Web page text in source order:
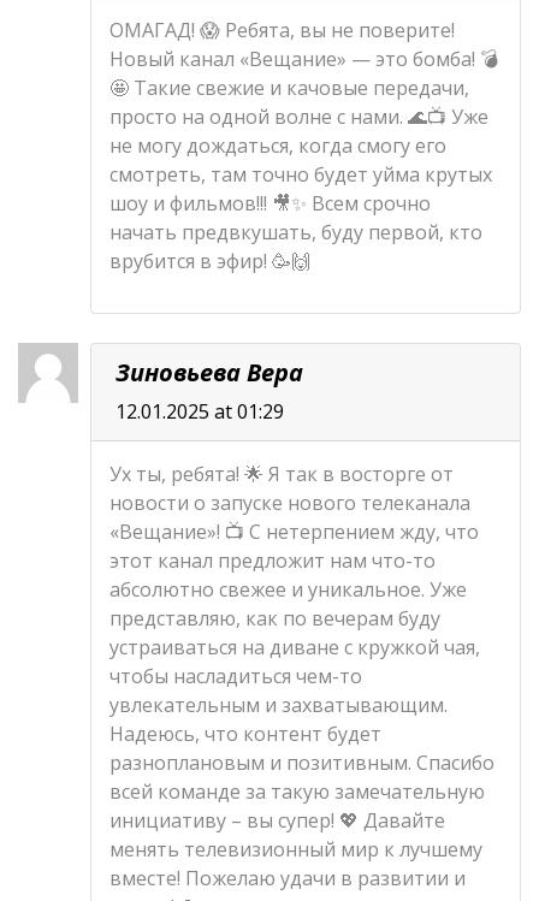
ОМАГАД! 😱 Ребята, вы не поверите!
Новый канал «Вещание» — это бомба! 💣
🤩 Такие свежие и качовые передачи,
просто на одной волне с нами. 🌊📺 Уже
не могу дождаться, когда смогу его
смотреть, там точно будет уйма крутых
шоу и фильмов!!! 🎥✨ Всем срочно
начать предвкушать, буду первой, кто
врубится в эфир! 🥳🙌
Зиновьева Вера
12.01.2025 at 01:29
Ух ты, ребята! 🌟 Я так в восторге от
новости о запуске нового телеканала
«Вещание»! 📺 С нетерпением жду, что
этот канал предложит нам что-то
абсолютно свежее и уникальное. Уже
представляю, как по вечерам буду
устраиваться на диване с кружкой чая,
чтобы насладиться чем-то
увлекательным и захватывающим.
Надеюсь, что контент будет
разноплановым и позитивным. Спасибо
всей команде за такую замечательную
инициативу – вы супер! 💖 Давайте
менять телевизионный мир к лучшему
вместе! Пожелаю удачи в развитии и